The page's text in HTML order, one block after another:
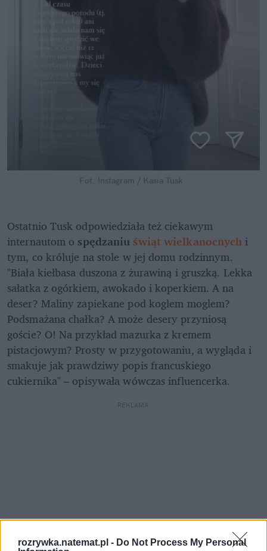
rozrywka.natemat.pl - Do Not Process My Personal
Fot. Instagram / Kasia Tusk
Ostatnio Tusk odpowiedziała też ciekawym
internautom o spędzaniu świąt wielkanocnych i
tym, co króluje na stole w jej domu rodzinnym.
"Biała kiełbasa duszona z żurawiną i gruszką. Lekka
sałatka z ogórkiem, awokado i koperkiem. A na
deser? Maliny zapiekane pod koglem moglem?
Podsmażana chałka? A może desery przyniosą
goście? O! Na przykład mazurka z kremem
pistacjowym? Prosty w przygotowaniu, a wygląda i
smakuje jak prawdziwy popis francuskiego
cukiernika" – opisywała wówczas influencerka.
REKLAMA